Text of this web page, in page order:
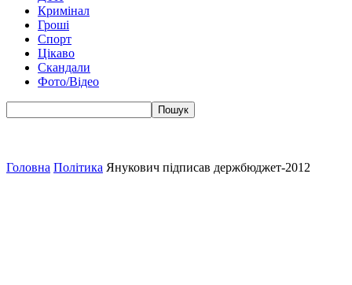
Кримінал
Гроші
Спорт
Цікаво
Скандали
Фото/Відео
Головна Політика Янукович підписав держбюджет-2012